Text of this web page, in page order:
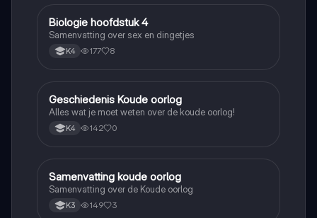
Biologie
Biologie hoofdstuk 4
Samenvatting over sex en dingetjes
K4 177 8
Geschiedenis
Geschiedenis Koude oorlog
Alles wat je moet weten over de koude oorlog!
K4 142 0
Geschiedenis
Samenvatting koude oorlog
Samenvatting over de Koude oorlog
K3 149 3